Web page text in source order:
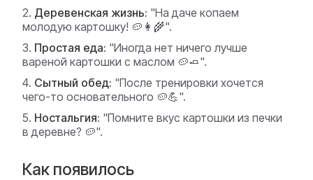
Деревенская жизнь: "На даче копаем
молодую картошку! 🥔👩‍🌾".
Простая еда: "Иногда нет ничего лучше
вареной картошки с маслом 🥔🧈".
Сытный обед: "После тренировки хочется
чего-то основательного 🥔💪".
Ностальгия: "Помните вкус картошки из печки
в деревне? 🥔".
Как появилось